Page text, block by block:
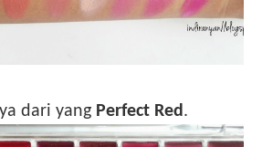
dari yang Perfect Red.